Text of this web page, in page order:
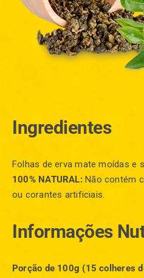
Ingredientes
Folhas de erva mate moídas e
100% NATURAL:Não contém
ou corantes artificiais.
Informações
Porção de 100g (15 colheres